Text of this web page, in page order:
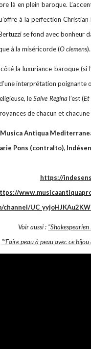
là en plein baroque.
à la perfection
se fond avec bonheur
à la miséricorde (O clemens).
la luxuriance baroque (si
interprétation poignante
leSalve Reginal’est (Et
de chacun et chacune
Musica Antiqua
Pons (contralto),
https://
Voir aussi :
"‘Faire peau à peau avec ce bijou